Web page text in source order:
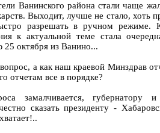
Ванинского района стали чаще
Выходит, лучше не стало, хоть
разрешать в ручном
к актуальной теме стала
октября из Ванино...
а как наш краевой Минздрав
отчетам все в порядке?
замалчивается, губернатору
сказать президенту -